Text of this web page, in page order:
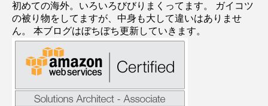
初めての海外。いろいろびびりまくってます。 ガイコツ
の被り物をしてますが、中身も大して違いはありませ
ん。 本ブログはぼちぼち更新していきます。